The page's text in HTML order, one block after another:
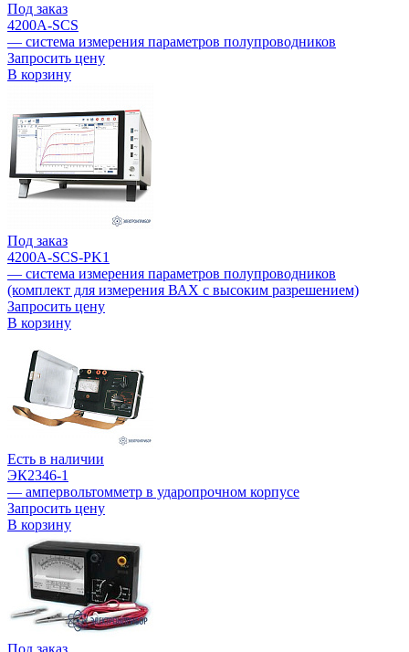
Под заказ
4200A-SCS
— система измерения параметров полупроводников
Запросить цену
В корзину
Под заказ
4200A-SCS-PK1
— система измерения параметров полупроводников
(комплект для измерения ВАХ с высоким разрешением)
Запросить цену
В корзину
Есть в наличии
ЭК2346-1
— ампервольтомметр в ударопрочном корпусе
Запросить цену
В корзину